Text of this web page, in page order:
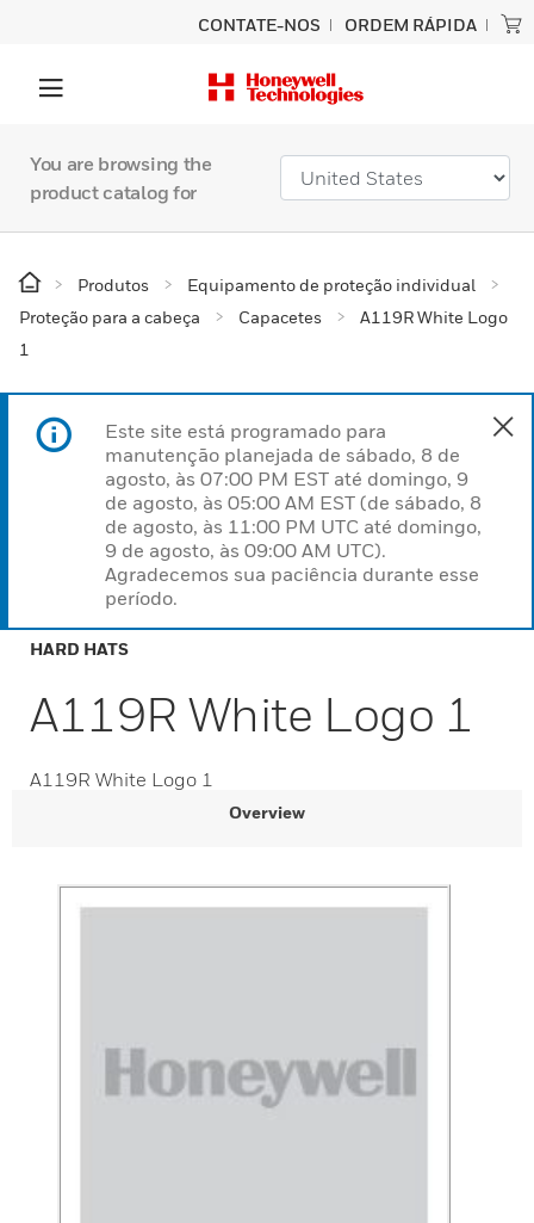
CONTATE-NOS ORDEM RÁPIDA
You are browsing the
product catalog for
Produtos
Equipamento de proteção individual
Proteção para a cabeça
Capacetes
A119R White Logo
1
Este site está programado para
manutenção planejada de sábado, 8 de
agosto, às 07:00 PM EST até domingo, 9
de agosto, às 05:00 AM EST (de sábado, 8
de agosto, às 11:00 PM UTC até domingo,
9 de agosto, às 09:00 AM UTC).
Agradecemos sua paciência durante esse
período.
HARD HATS
A119R White Logo 1
A119R White Logo 1
Overview